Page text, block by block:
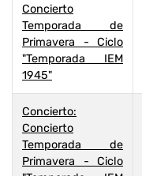
Concierto
Temporada de
Primavera - Ciclo
"Temporada IEM
1945"
Concierto:
Concierto
Temporada de
Primavera - Ciclo